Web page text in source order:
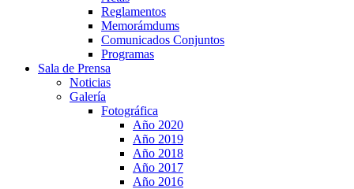
Reglamentos
Memorámdums
Comunicados Conjuntos
Programas
Sala de Prensa
Noticias
Galería
Fotográfica
Año 2020
Año 2019
Año 2018
Año 2017
Año 2016